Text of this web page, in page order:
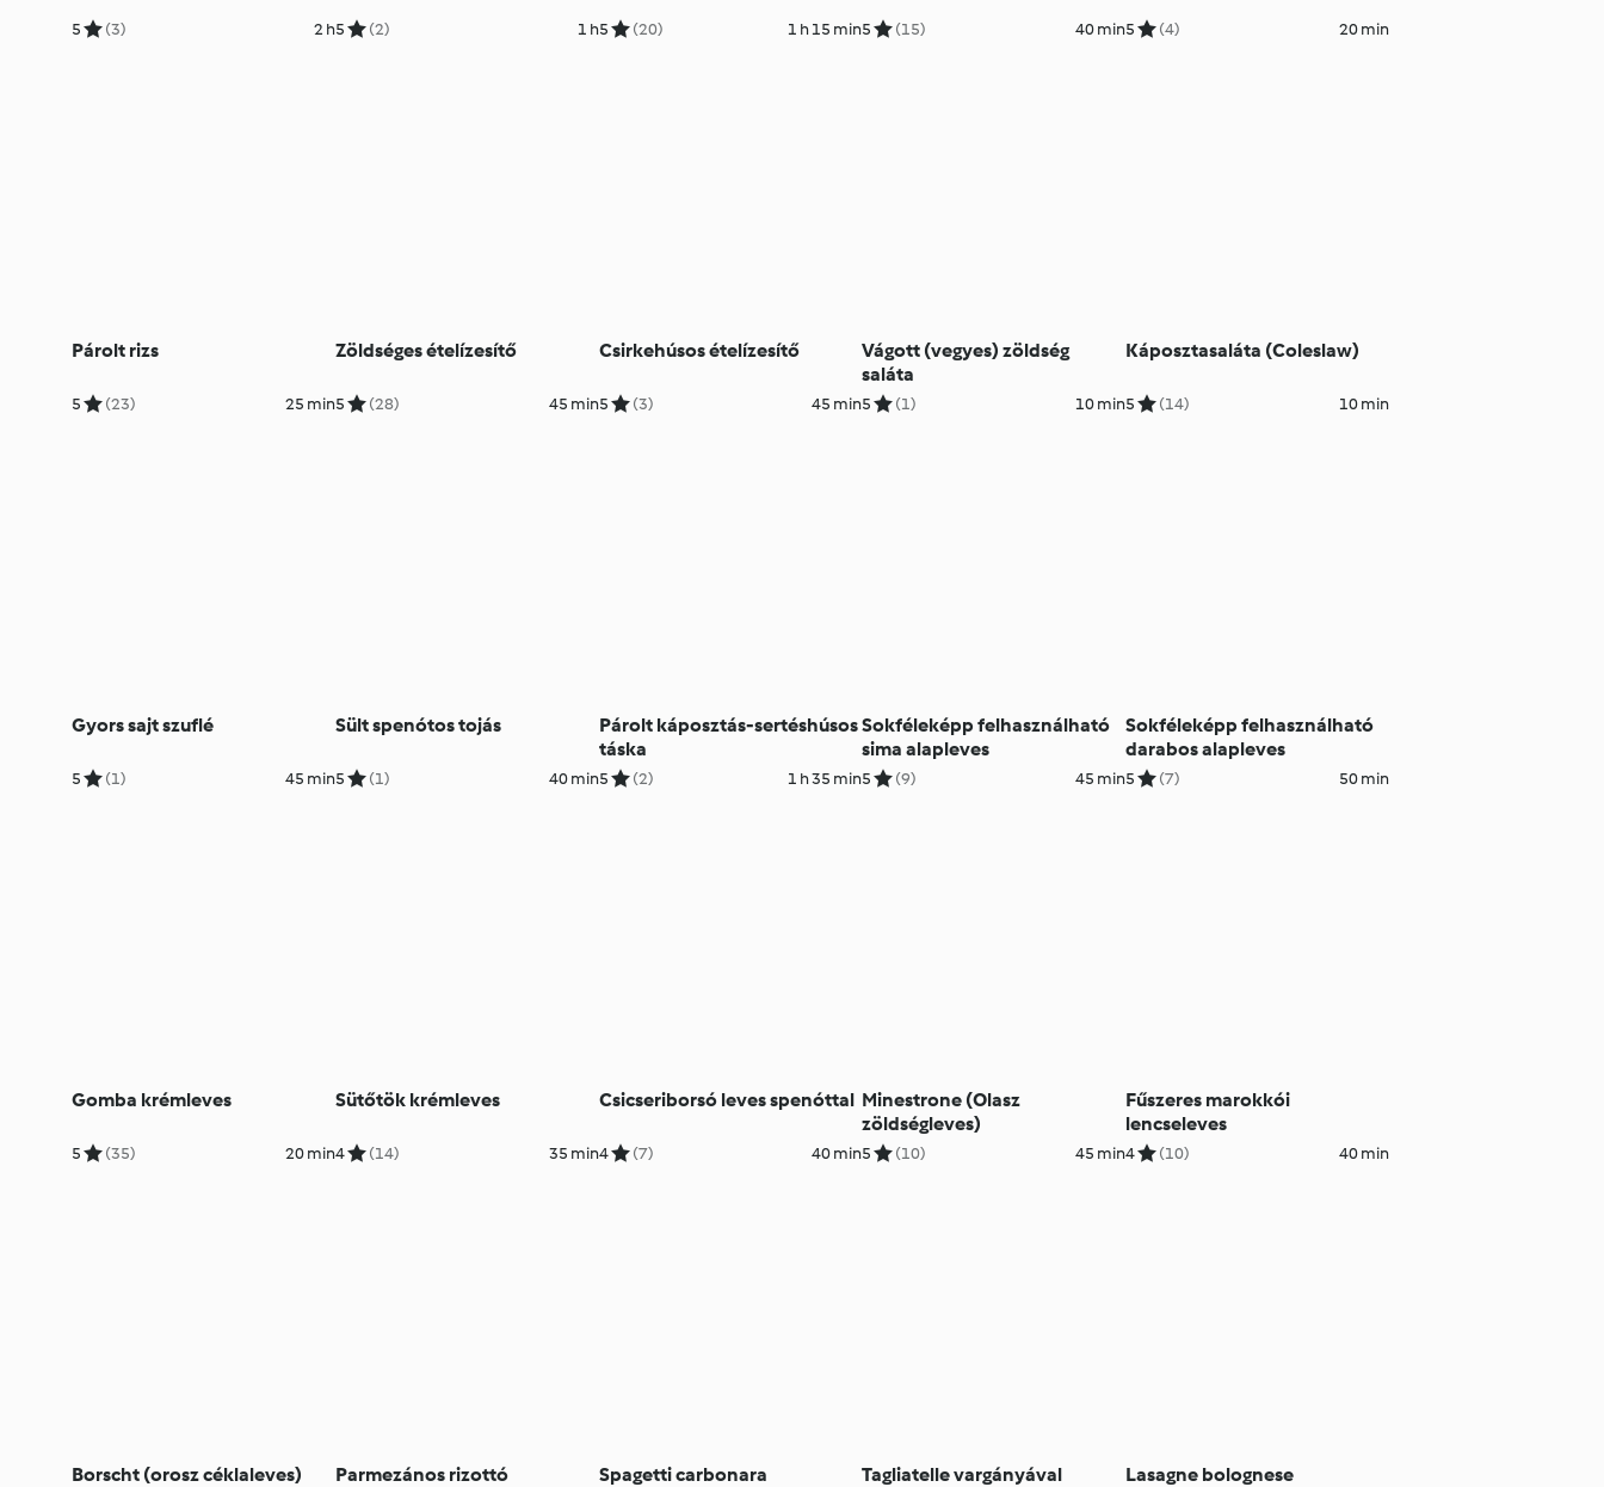
5 (3) 2 h5 (2) 1 h5 (20) 1 h 15 min5 (15) 40 min5 (4) 20 min
Párolt rizs
5 (23) 25 min
Zöldséges ételízesítő
5 (28) 45 min
Csirkehúsos ételízesítő
5 (3) 45 min
Vágott (vegyes) zöldség
saláta
5 (1) 10 min
Káposztasaláta (Coleslaw)
5 (14) 10 min
Gyors sajt szuflé
5 (1) 45 min
Sült spenótos tojás
5 (1) 40 min
Párolt káposztás-sertéshúsos
táska
5 (2) 1 h 35 min
Sokféleképp felhasználható
sima alapleves
5 (9) 45 min
Sokféleképp felhasználható
darabos alapleves
5 (7) 50 min
Gomba krémleves
5 (35) 20 min
Sütőtök krémleves
4 (14) 35 min
Csicseriborsó leves spenóttal
4 (7) 40 min
Minestrone (Olasz
zöldségleves)
5 (10) 45 min
Fűszeres marokkói
lencseleves
4 (10) 40 min
Borscht (orosz céklaleves) Parmezános rizottó Spagetti carbonara Tagliatelle vargányával Lasagne bolognese